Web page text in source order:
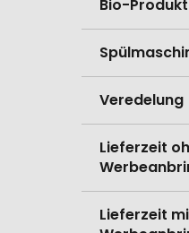
Bio-Produkt
Veredelung
Lieferzeit
Lieferzeit